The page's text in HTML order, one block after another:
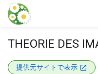
本文に飛ぶ
THEORIE DES
提供元サイトで表示